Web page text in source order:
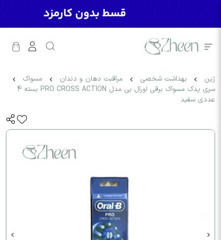
ژین بهداشت شخصی مراقبت دهان و دندان
مسواک
سری یدک مسواک برقی اورال بی مدل PRO CROSS ACTION بسته 4
عددی سفید